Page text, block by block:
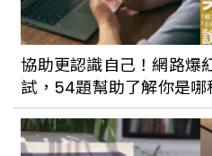
協助更認識自己！網路爆
試，54題幫助了解你是哪